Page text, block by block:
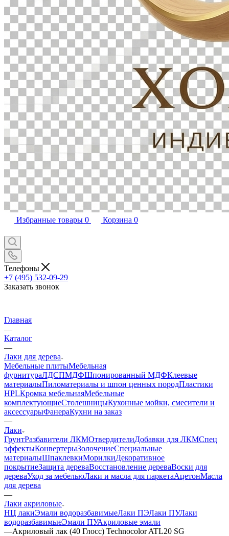
Избранные товары 0 Корзина 0
Телефоны
+7 (495) 532-09-29
Заказать звонок
Главная
—
Каталог
—
Лаки для дерева
Мебельные плитыМебельная
фурнитураЛДСПМДФШпонированный МДФКлеевые
материалыПиломатериалы и шпон ценных породПластики
HPLКромка мебельнаяМебельные
комплектующиеСтолешницыКухонные мойки, смесители и
аксессуарыФанераКухни на заказ
—
Лаки
ГрунтРазбавители ЛКМОтвердителиДобавки для ЛКМСпец
эффектыКонвертерыЗолочениеСпециальные
материалыШпаклевкиМорилкиДекоративное
покрытиеЗащита дереваВосстановление дереваВоски для
дереваУход за мебельюЛаки и масла для паркетаАцетонМасла
для дерева
—
Лаки акриловые
НЦ лакиЭмали водоразбавимыеЛаки ПЭЛаки ПУЛаки
водоразбавимыеЭмали ПУАкриловые эмали
—Акриловый лак (40 Глосс) Technocolor ATL20 SG